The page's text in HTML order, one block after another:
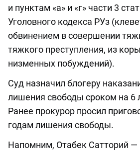
и пунктам «а» и «г» части 3
Уголовного кодекса РУз
обвинением в совершении
тяжкого преступления, из
низменных побуждений).
Суд назначил блогеру
лишения свободы сроком на 6
Ранее прокурор просил
годам лишения свободы.
Напомним, Отабек Сатторий —